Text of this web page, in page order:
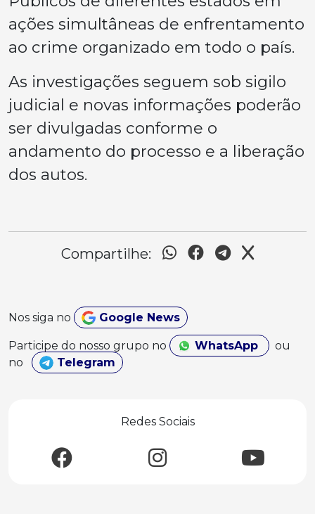
ações simultâneas de enfrentamento
ao crime organizado em todo o país.
As investigações seguem sob sigilo
judicial e novas informações poderão
ser divulgadas conforme o
andamento do processo e a liberação
dos autos.
Compartilhe:
Nos siga no Google News
Participe do nosso grupo no WhatsApp
ou
no
Telegram
Redes Sociais